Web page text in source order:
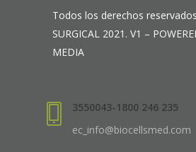
Todos los derechos
SURGICAL 2021. V1 –
MEDIA
3550043-1800 246 235
ec_info@biocellsmed.com